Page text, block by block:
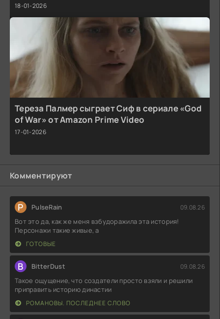
18-01-2026
Тереза Палмер сыграет Сиф в сериале «God
of War» от Amazon Prime Video
17-01-2026
Комментируют
P PulseRain 09.08.26
Вот это да, как же меня взбудоражила эта история!
Персонажи такие живые, а
ГОТОВЫЕ
B BitterDust 09.08.26
Такое ощущение, что создатели просто взяли и решили
приправить историю династии
РОМАНОВЫ. ПОСЛЕДНЕЕ СЛОВО